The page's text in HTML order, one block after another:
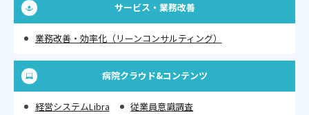
サービス・業務改善
業務改善・効率化（リーンコンサルティング）
病院クラウド&コンテンツ
経営システムLibra
従業員意識調査